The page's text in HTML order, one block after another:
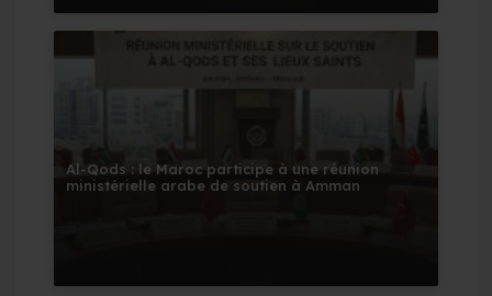
Al-Qods : le Maroc participe à une réunion
ministérielle arabe de soutien à Amman